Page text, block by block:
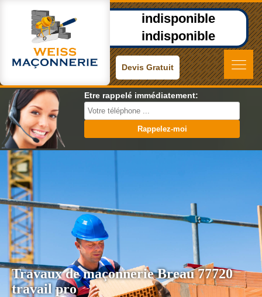
indisponible
indisponible
Devis Gratuit
Etre rappelé immédiatement:
Travaux de maçonnerie Breau 77720
travail pro